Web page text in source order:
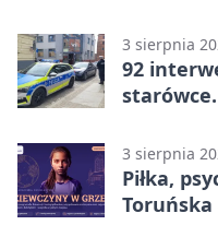
3 sierpnia
92
3 sierpnia
Piłka,